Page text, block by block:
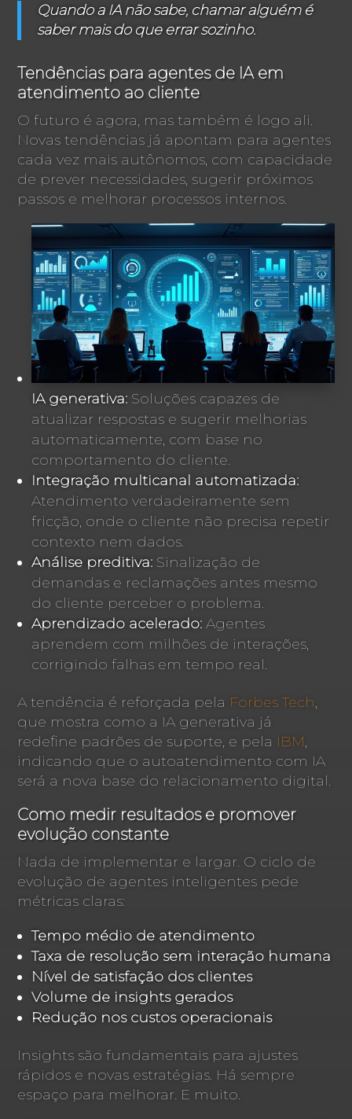
Quando a IA não sabe, chamar alguém é
saber mais do que errar sozinho.
Tendências para agentes de IA em
atendimento ao cliente
O futuro é agora, mas também é logo ali.
Novas tendências já apontam para agentes
cada vez mais autônomos, com capacidade
de prever necessidades, sugerir próximos
passos e melhorar processos internos.
IA generativa: Soluções capazes de
atualizar respostas e sugerir melhorias
automaticamente, com base no
comportamento do cliente.
Integração multicanal automatizada:
Atendimento verdadeiramente sem
fricção, onde o cliente não precisa repetir
contexto nem dados.
Análise preditiva: Sinalização de
demandas e reclamações antes mesmo
do cliente perceber o problema.
Aprendizado acelerado: Agentes
aprendem com milhões de interações,
corrigindo falhas em tempo real.
A tendência é reforçada pela Forbes Tech,
que mostra como a IA generativa já
redefine padrões de suporte, e pela IBM,
indicando que o autoatendimento com IA
será a nova base do relacionamento digital.
Como medir resultados e promover
evolução constante
Nada de implementar e largar. O ciclo de
evolução de agentes inteligentes pede
métricas claras:
Tempo médio de atendimento
Taxa de resolução sem interação humana
Nível de satisfação dos clientes
Volume de insights gerados
Redução nos custos operacionais
Insights são fundamentais para ajustes
rápidos e novas estratégias. Há sempre
espaço para melhorar. E muito.